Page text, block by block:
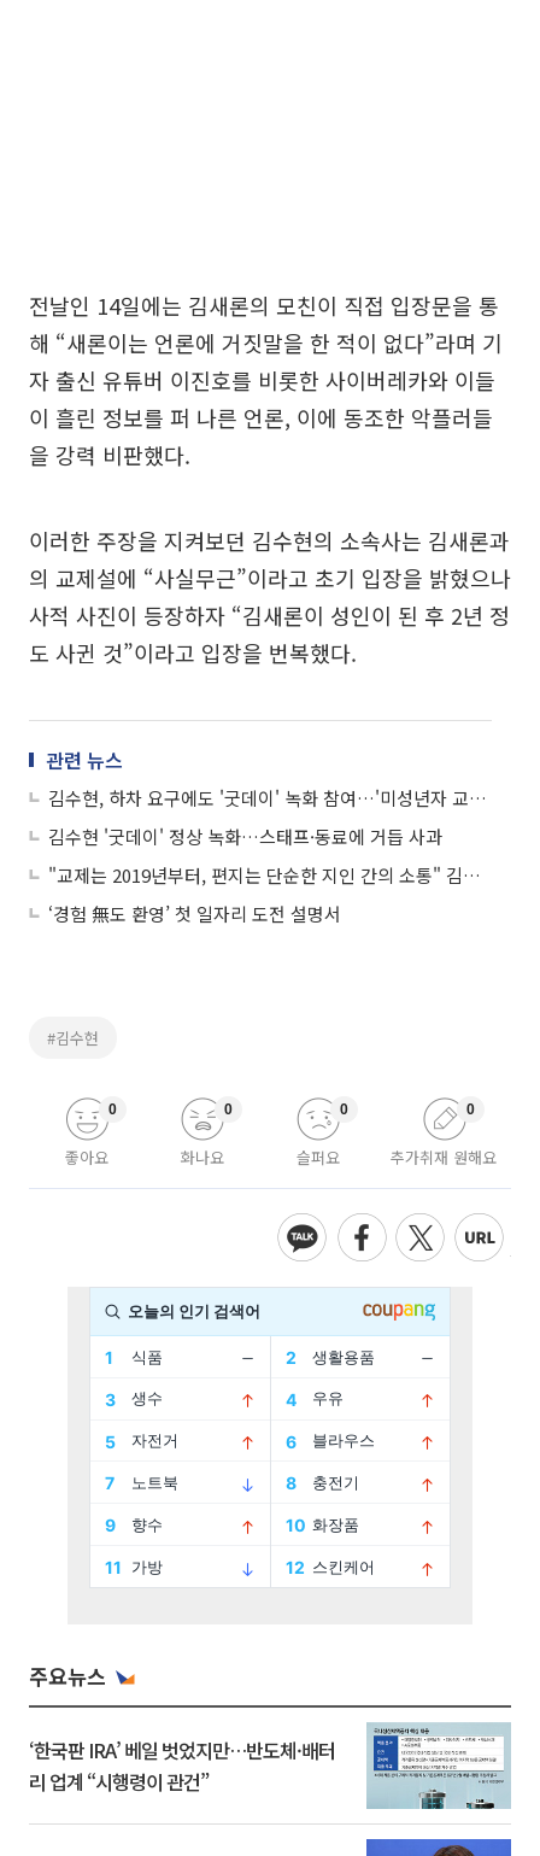
전날인 14일에는 김새론의 모친이 직접 입장문을 통
해 “새론이는 언론에 거짓말을 한 적이 없다”라며 기
자 출신 유튜버 이진호를 비롯한 사이버레카와 이들
이 흘린 정보를 퍼 나른 언론, 이에 동조한 악플러들
을 강력 비판했다.
이러한 주장을 지켜보던 김수현의 소속사는 김새론과
의 교제설에 “사실무근”이라고 초기 입장을 밝혔으나
사적 사진이 등장하자 “김새론이 성인이 된 후 2년 정
도 사귄 것”이라고 입장을 번복했다.
관련 뉴스
김수현, 하차 요구에도 '굿데이' 녹화 참여…'미성년자 교제' 의혹 정면 돌파?
김수현 '굿데이' 정상 녹화…스태프·동료에 거듭 사과
"교제는 2019년부터, 편지는 단순한 지인 간의 소통" 김수현 측 긴급 입장문 배포
‘경험 無도 환영’ 첫 일자리 도전 설명서
#김수현
좋아요
0
화나요
0
슬퍼요
0
추가취재 원해요
0
주요뉴스
‘한국판 IRA’ 베일 벗었지만…반도체·배터
리 업계 “시행령이 관건”